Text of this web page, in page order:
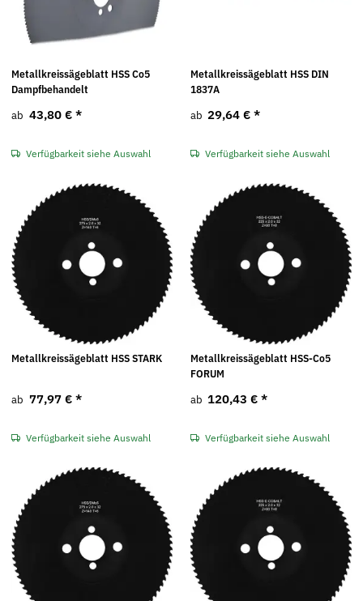
Metallkreissägeblatt HSS Co5
Dampfbehandelt
ab 43,80 € *
Verfügbarkeit siehe Auswahl
Metallkreissägeblatt HSS DIN
1837A
ab 29,64 € *
Verfügbarkeit siehe Auswahl
Metallkreissägeblatt HSS STARK
ab 77,97 € *
Verfügbarkeit siehe Auswahl
Metallkreissägeblatt HSS-Co5
FORUM
ab 120,43 € *
Verfügbarkeit siehe Auswahl